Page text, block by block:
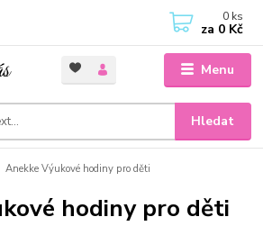
Menu
Hledat
0 ks
za 0 Kč
Anekke Výukové hodiny pro děti
hodiny pro děti